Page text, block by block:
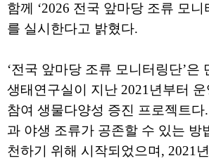
함께 ‘2026 전국 앞마당 조류 모니
를 실시한다고 밝혔다.
‘전국 앞마당 조류 모니터링단’은
생태연구실이 지난 2021년부터
참여 생물다양성 증진 프로젝트
과 야생 조류가 공존할 수 있는 방
천하기 위해 시작되었으며, 2021